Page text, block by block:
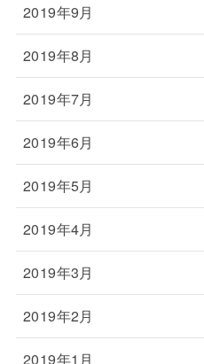
2019年9月
2019年8月
2019年7月
2019年6月
2019年5月
2019年4月
2019年3月
2019年2月
2019年1月